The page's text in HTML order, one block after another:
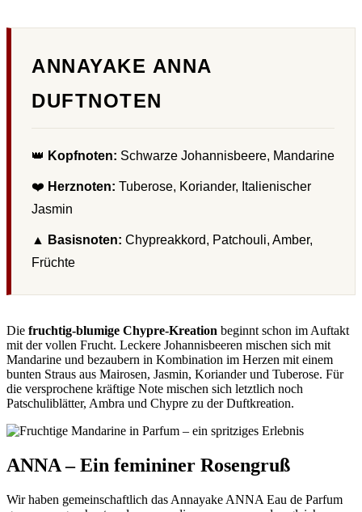
ANNAYAKE ANNA
DUFTNOTEN
👑 Kopfnoten: Schwarze Johannisbeere, Mandarine
❤️ Herznoten: Tuberose, Koriander, Italienischer
Jasmin
▲ Basisnoten: Chypreakkord, Patchouli, Amber,
Früchte
Die fruchtig-blumige Chypre-Kreation beginnt schon im Auftakt
mit der vollen Frucht. Leckere Johannisbeeren mischen sich mit
Mandarine und bezaubern in Kombination im Herzen mit einem
bunten Straus aus Mairosen, Jasmin, Koriander und Tuberose. Für
die versprochene kräftige Note mischen sich letztlich noch
Patschuliblätter, Ambra und Chypre zu der Duftkreation.
ANNA – Ein femininer Rosengruß
Wir haben gemeinschaftlich das Annayake ANNA Eau de Parfum